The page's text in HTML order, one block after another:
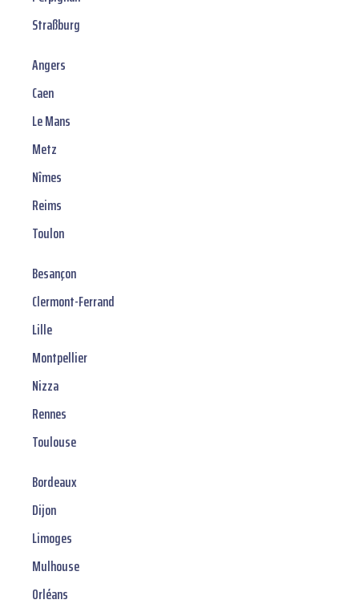
Straßburg
Angers
Caen
Le Mans
Metz
Nîmes
Reims
Toulon
Besançon
Clermont-Ferrand
Lille
Montpellier
Nizza
Rennes
Toulouse
Bordeaux
Dijon
Limoges
Mulhouse
Orléans